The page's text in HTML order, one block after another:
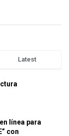
Latest
línea para
con